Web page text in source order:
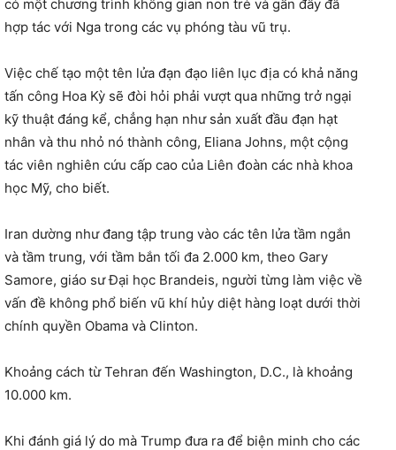
có một chương trình không gian non trẻ và gần đây đã
hợp tác với Nga trong các vụ phóng tàu vũ trụ.
Việc chế tạo một tên lửa đạn đạo liên lục địa có khả năng
tấn công Hoa Kỳ sẽ đòi hỏi phải vượt qua những trở ngại
kỹ thuật đáng kể, chẳng hạn như sản xuất đầu đạn hạt
nhân và thu nhỏ nó thành công, Eliana Johns, một cộng
tác viên nghiên cứu cấp cao của Liên đoàn các nhà khoa
học Mỹ, cho biết.
Iran dường như đang tập trung vào các tên lửa tầm ngắn
và tầm trung, với tầm bắn tối đa 2.000 km, theo Gary
Samore, giáo sư Đại học Brandeis, người từng làm việc về
vấn đề không phổ biến vũ khí hủy diệt hàng loạt dưới thời
chính quyền Obama và Clinton.
Khoảng cách từ Tehran đến Washington, D.C., là khoảng
10.000 km.
Khi đánh giá lý do mà Trump đưa ra để biện minh cho các